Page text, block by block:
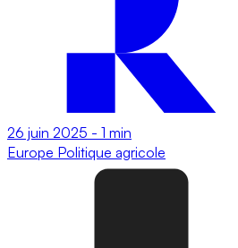
26 juin 2025 - 1 min
Europe Politique agricole